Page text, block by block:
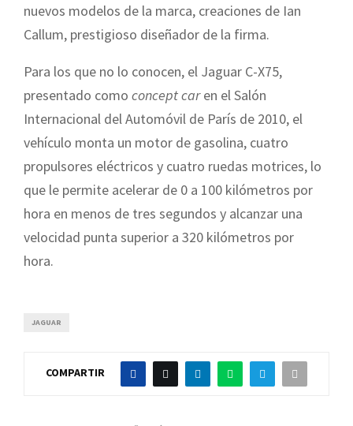
nuevos modelos de la marca, creaciones de Ian
Callum, prestigioso diseñador de la firma.
Para los que no lo conocen, el Jaguar C-X75,
presentado como concept caren el Salón
Internacional del Automóvil de París de 2010, el
vehículo monta un motor de gasolina, cuatro
propulsores eléctricos y cuatro ruedas motrices, lo
que le permite acelerar de 0 a 100 kilómetros por
hora en menos de tres segundos y alcanzar una
velocidad punta superior a 320 kilómetros por
hora.
JAGUAR
COMPARTIR